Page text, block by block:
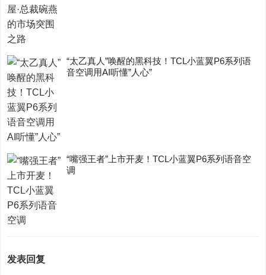
“太乙真人”唤醒的黑科技！TCL小蓝翼P6系列语
音空调用AI听懂”人心”
“嘴强王者”上市开麦！TCL小蓝翼P6系列语音空
调
发表回复